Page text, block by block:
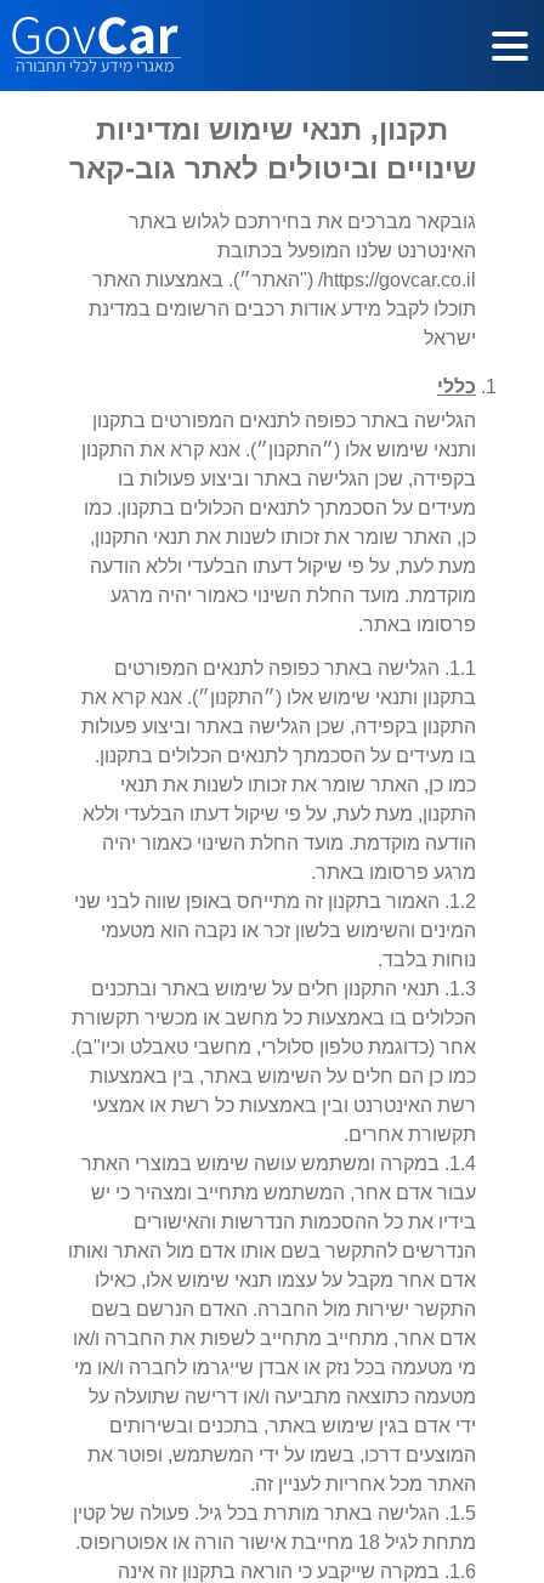
דלג לתוכן הראשי
תקנון, תנאי שימוש ומדיניות
שינויים וביטולים לאתר גוב-קאר
גובקאר מברכים את בחירתכם לגלוש באתר
האינטרנט שלנו המופעל בכתובת
https://govcar.co.il/ ("האתר״). באמצעות האתר
תוכלו לקבל מידע אודות רכבים הרשומים במדינת
ישראל
כללי
הגלישה באתר כפופה לתנאים המפורטים בתקנון
ותנאי שימוש אלו (״התקנון״). אנא קרא את התקנון
בקפידה, שכן הגלישה באתר וביצוע פעולות בו
מעידים על הסכמתך לתנאים הכלולים בתקנון. כמו
כן, האתר שומר את זכותו לשנות את תנאי התקנון,
מעת לעת, על פי שיקול דעתו הבלעדי וללא הודעה
מוקדמת. מועד החלת השינוי כאמור יהיה מרגע
פרסומו באתר.
1.1
. הגלישה באתר כפופה לתנאים המפורטים
בתקנון ותנאי שימוש אלו (״התקנון״). אנא קרא את
התקנון בקפידה, שכן הגלישה באתר וביצוע פעולות
בו מעידים על הסכמתך לתנאים הכלולים בתקנון.
כמו כן, האתר שומר את זכותו לשנות את תנאי
התקנון, מעת לעת, על פי שיקול דעתו הבלעדי וללא
הודעה מוקדמת. מועד החלת השינוי כאמור יהיה
מרגע פרסומו באתר.
1.2
. האמור בתקנון זה מתייחס באופן שווה לבני שני
המינים והשימוש בלשון זכר או נקבה הוא מטעמי
נוחות בלבד.
1.3
. תנאי התקנון חלים על שימוש באתר ובתכנים
הכלולים בו באמצעות כל מחשב או מכשיר תקשורת
אחר (כדוגמת טלפון סלולרי, מחשבי טאבלט וכיו"ב).
כמו כן הם חלים על השימוש באתר, בין באמצעות
רשת האינטרנט ובין באמצעות כל רשת או אמצעי
תקשורת אחרים.
1.4
. במקרה ומשתמש עושה שימוש במוצרי האתר
עבור אדם אחר, המשתמש מתחייב ומצהיר כי יש
בידיו את כל ההסכמות הנדרשות והאישורים
הנדרשים להתקשר בשם אותו אדם מול האתר ואותו
אדם אחר מקבל על עצמו תנאי שימוש אלו, כאילו
התקשר ישירות מול החברה. האדם הנרשם בשם
אדם אחר, מתחייב מתחייב לשפות את החברה ו/או
מי מטעמה בכל נזק או אבדן שייגרמו לחברה ו/או מי
מטעמה כתוצאה מתביעה ו/או דרישה שתועלה על
ידי אדם בגין שימוש באתר, בתכנים ובשירותים
המוצעים דרכו, בשמו על ידי המשתמש, ופוטר את
האתר מכל אחריות לעניין זה.
1.5
. הגלישה באתר מותרת בכל גיל. פעולה של קטין
מתחת לגיל 18 מחייבת אישור הורה או אפוטרופוס.
1.6
. במקרה שייקבע כי הוראה בתקנון זה אינה